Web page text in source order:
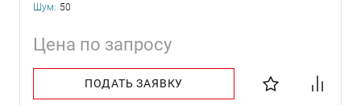
Шум: 50
Цена по запросу
ПОДАТЬ ЗАЯВКУ